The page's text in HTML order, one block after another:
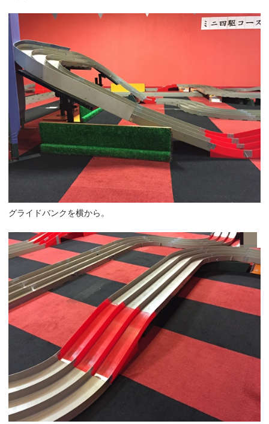
グライドバンクを横から。